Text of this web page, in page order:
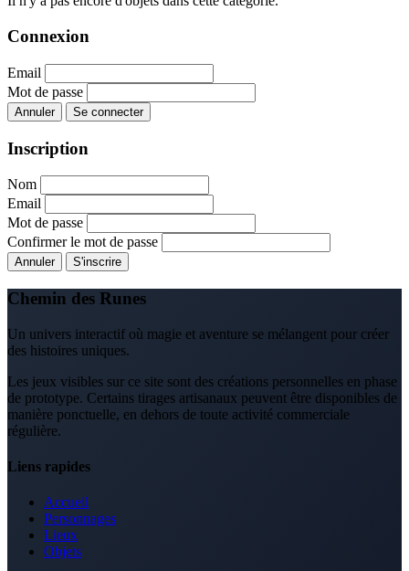
Connexion
Email
Mot de passe
Annuler Se connecter
Inscription
Nom
Email
Mot de passe
Confirmer le mot de passe
Annuler S'inscrire
Chemin des Runes
Un univers interactif où magie et aventure se mélangent pour créer
des histoires uniques.
Les jeux visibles sur ce site sont des créations personnelles en phase
de prototype. Certains tirages artisanaux peuvent être disponibles de
manière ponctuelle, en dehors de toute activité commerciale
régulière.
Liens rapides
Accueil
Personnages
Lieux
Objets